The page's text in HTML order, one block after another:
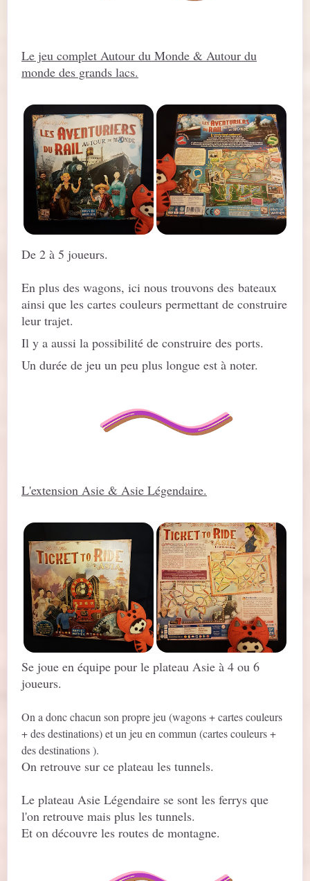
Le jeu complet Autour du Monde & Autour du
monde des grands lacs.
De 2 à 5 joueurs.
En plus des wagons, ici nous trouvons des bateaux
ainsi que les cartes couleurs permettant de construire
leur trajet.
Il y a aussi la possibilité de construire des ports.
Un durée de jeu un peu plus longue est à noter.
L'extension Asie & Asie Légendaire.
Se joue en équipe pour le plateau Asie à 4 ou 6
joueurs.
On a donc chacun son propre jeu (wagons + cartes couleurs
+ des destinations) et un jeu en commun (cartes couleurs +
des destinations ).
On retrouve sur ce plateau les tunnels.
Le plateau Asie Légendaire se sont les ferrys que
l'on retrouve mais plus les tunnels.
Et on découvre les routes de montagne.